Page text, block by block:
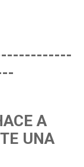
A
UNA